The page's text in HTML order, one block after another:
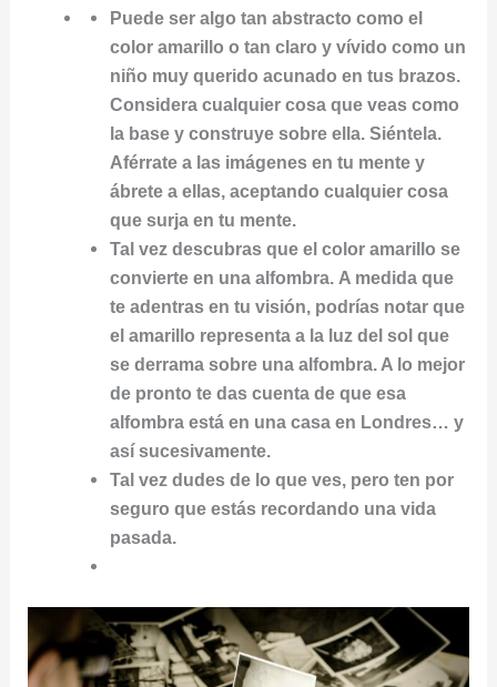
Puede ser algo tan abstracto como el
color amarillo o tan claro y vívido como un
niño muy querido acunado en tus brazos.
Considera cualquier cosa que veas como
la base y construye sobre ella. Siéntela.
Aférrate a las imágenes en tu mente y
ábrete a ellas, aceptando cualquier cosa
que surja en tu mente.
Tal vez descubras que el color amarillo se
convierte en una alfombra. A medida que
te adentras en tu visión, podrías notar que
el amarillo representa a la luz del sol que
se derrama sobre una alfombra. A lo mejor
de pronto te das cuenta de que esa
alfombra está en una casa en Londres… y
así sucesivamente.
Tal vez dudes de lo que ves, pero ten por
seguro que estás recordando una vida
pasada.